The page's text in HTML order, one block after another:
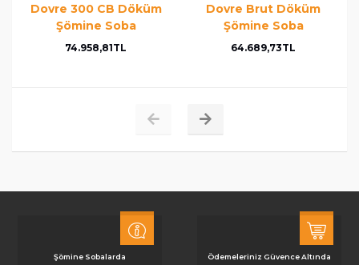
Dovre 300 CB Döküm
Şömine Soba
74.958,81TL
Dovre Brut Döküm
Şömine Soba
64.689,73TL
Şömine Sobalarda Ödemeleriniz Güvence Altında